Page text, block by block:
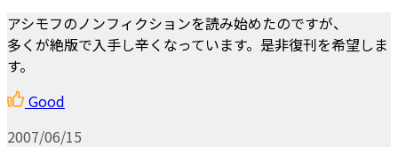
アシモフのノンフィクションを読み始めたのですが、
多くが絶版で入手し辛くなっています。是非復刊を希望しま
す。
Good
2007/06/15